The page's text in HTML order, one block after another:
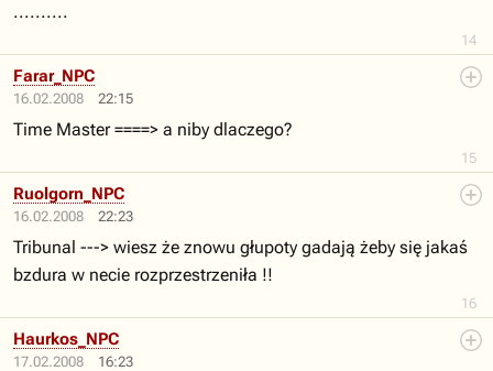
14
..........
16.02.2008 22:15
15
Farar_NPC
Time Master ====> a niby dlaczego?
16.02.2008 22:23
16
Ruolgorn_NPC
Tribunal ---> wiesz że znowu głupoty gadają żeby się jakaś
bzdura w necie rozprzestrzeniła !!
17.02.2008 16:23
Haurkos_NPC